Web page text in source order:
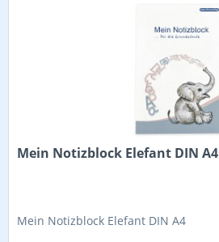
Mein Notizblock Elefant DIN A4
Mein Notizblock Elefant DIN A4